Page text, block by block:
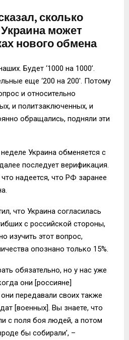
сколько
может
нового обмена
Будет ‘1000 на 1000’.
еще ‘200 на 200′. Потому
и относительно
и политзаключенных, и
обращались, подняли эти
Украина обменяется с
последует верификация.
надеется, что РФ заранее
что Украина согласилась
с российской стороны,
изучить этот вопрос,
опознано только 15%.
обязательно, но у нас уже
они [россияне]
передавали своих также
[военных]. Вы знаете, что
с поля боя людей, а потом
бы собирали’, –